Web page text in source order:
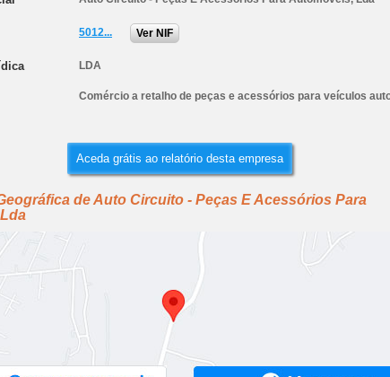
5012... Ver NIF
LDA
Comércio a retalho de peças e acessórios para veículos
Aceda grátis ao relatório desta empresa
de Auto Circuito - Peças E Acessórios Para